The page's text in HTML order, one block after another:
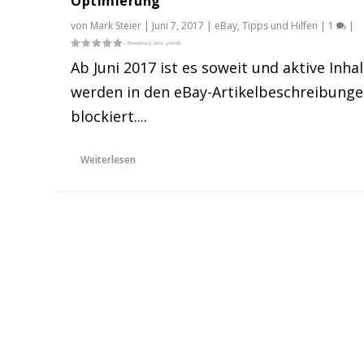
von Mark Steier | Juni 7, 2017 | eBay,Tipps und Hilfen | 1 |
Ab Juni 2017 ist es soweit und aktive
werden in den eBay-
blockiert....
Weiterlesen